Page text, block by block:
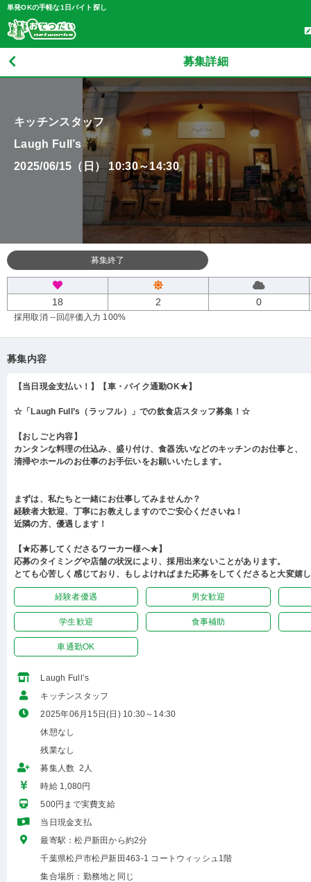
単発OKの手軽な1日バイト探し
募集詳細
キッチンスタッフ
Laugh Full’s
2025/06/15（日） 10:30～14:30
募集終了
18 2 0
採用取消 --回/評価入力 100%
募集内容
【当日現金支払い！】【車・バイク通勤OK★】
☆「Laugh Full’s（ラッフル）」での飲食店スタッフ募集！☆
【おしごと内容】
カンタンな料理の仕込み、盛り付け、食器洗いなどのキッチンのお仕事と、
清掃やホールのお仕事のお手伝いをお願いいたします。
まずは、私たちと一緒にお仕事してみませんか？
経験者大歓迎、丁寧にお教えしますのでご安心くださいね！
近隣の方、優遇します！
【★応募してくださるワーカー様へ★】
応募のタイミングや店舗の状況により、採用出来ないことがあります。
とても心苦しく感じており、もしよければまた応募をしてくださると大変嬉
経験者優遇 男女歓迎
学生歓迎 食事補助
車通勤OK
Laugh Full’s
キッチンスタッフ
2025年06月15日(日) 10:30～14:30
休憩なし
残業なし
募集人数 2人
時給 1,080円
500円まで実費支給
当日現金支払
最寄駅：松戸新田から約2分
千葉県松戸市松戸新田463-1 コートウィッシュ1階
集合場所：勤務地と同じ